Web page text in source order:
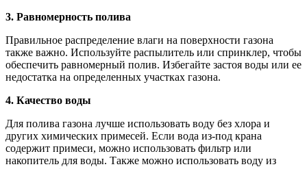
3. Равномерность полива
Правильное распределение влаги на поверхности газона
также важно. Используйте распылитель или спринклер, чтобы
обеспечить равномерный полив. Избегайте застоя воды или ее
недостатка на определенных участках газона.
4. Качество воды
Для полива газона лучше использовать воду без хлора и
других химических примесей. Если вода из-под крана
содержит примеси, можно использовать фильтр или
накопитель для воды. Также можно использовать воду из